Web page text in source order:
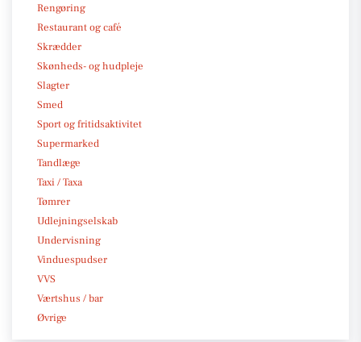
Rengøring
Restaurant og café
Skrædder
Skønheds- og hudpleje
Slagter
Smed
Sport og fritidsaktivitet
Supermarked
Tandlæge
Taxi / Taxa
Tømrer
Udlejningselskab
Undervisning
Vinduespudser
VVS
Værtshus / bar
Øvrige